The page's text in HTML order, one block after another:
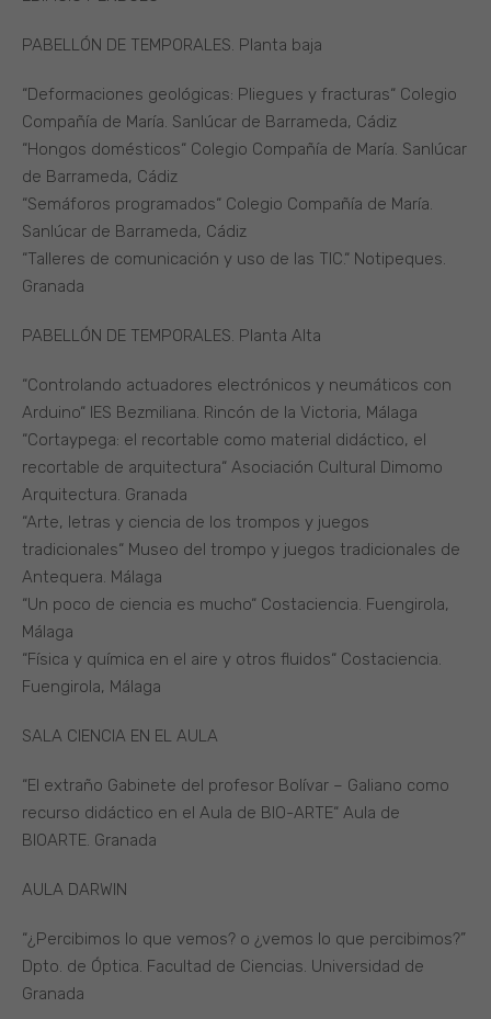
PABELLÓN DE TEMPORALES. Planta baja
“Deformaciones geológicas: Pliegues y fracturas“ Colegio
Compañía de María. Sanlúcar de Barrameda, Cádiz
“Hongos domésticos“ Colegio Compañía de María. Sanlúcar
de Barrameda, Cádiz
“Semáforos programados“ Colegio Compañía de María.
Sanlúcar de Barrameda, Cádiz
“Talleres de comunicación y uso de las TIC.“ Notipeques.
Granada
PABELLÓN DE TEMPORALES. Planta Alta
“Controlando actuadores electrónicos y neumáticos con
Arduino“ IES Bezmiliana. Rincón de la Victoria, Málaga
“Cortaypega: el recortable como material didáctico, el
recortable de arquitectura“ Asociación Cultural Dimomo
Arquitectura. Granada
“Arte, letras y ciencia de los trompos y juegos
tradicionales“ Museo del trompo y juegos tradicionales de
Antequera. Málaga
“Un poco de ciencia es mucho“ Costaciencia. Fuengirola,
Málaga
“Física y química en el aire y otros fluidos“ Costaciencia.
Fuengirola, Málaga
SALA CIENCIA EN EL AULA
“El extraño Gabinete del profesor Bolívar – Galiano como
recurso didáctico en el Aula de BIO-ARTE“ Aula de
BIOARTE. Granada
AULA DARWIN
“¿Percibimos lo que vemos? o ¿vemos lo que percibimos?”
Dpto. de Óptica. Facultad de Ciencias. Universidad de
Granada